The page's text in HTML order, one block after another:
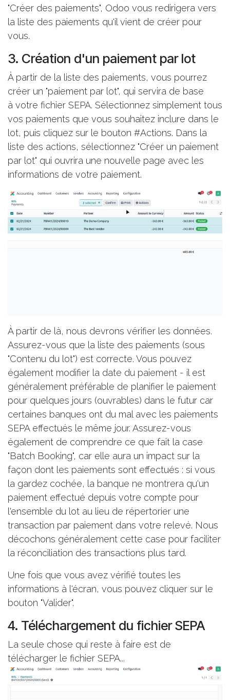
"Créer des paiements", Odoo vous redirigera vers
la liste des paiements qu'il vient de créer pour
vous.
3. Création d'un paiement par lot
À partir de la liste des paiements, vous pourrez
créer un "paiement par lot", qui servira de base
à votre fichier SEPA. Sélectionnez simplement tous
vos paiements que vous souhaitez inclure dans le
lot, puis cliquez sur le bouton #Actions. Dans la
liste des actions, sélectionnez "Créer un paiement
par lot" qui ouvrira une nouvelle page avec les
informations de votre paiement.
À partir de là, nous devrons vérifier les données.
Assurez-vous que la liste des paiements (sous
"Contenu du lot") est correcte. Vous pouvez
également modifier la date du paiement - il est
généralement préférable de planifier le paiement
pour quelques jours (ouvrables) dans le futur car
certaines banques ont du mal avec les paiements
SEPA effectués le même jour. Assurez-vous
également de comprendre ce que fait la case
"Batch Booking", car elle aura un impact sur la
façon dont les paiements sont effectués : si vous
la gardez cochée, la banque ne montrera qu'un
paiement effectué depuis votre compte pour
l'ensemble du lot au lieu de répertorier une
transaction par paiement dans votre relevé. Nous
décochons généralement cette case pour faciliter
la réconciliation des transactions plus tard.
Une fois que vous avez vérifié toutes les
informations à l'écran, vous pouvez cliquer sur le
bouton "Valider".
4. Téléchargement du fichier SEPA
La seule chose qui reste à faire est de
télécharger le fichier SEPA...